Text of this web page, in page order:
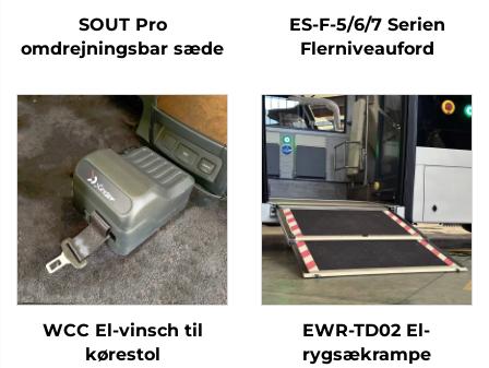
SOUT Pro
omdrejningsbar sæde
ES-F-5/6/7 Serien
Flerniveauford
WCC El-vinsch til
kørestol
EWR-TD02 El-
rygsækrampe